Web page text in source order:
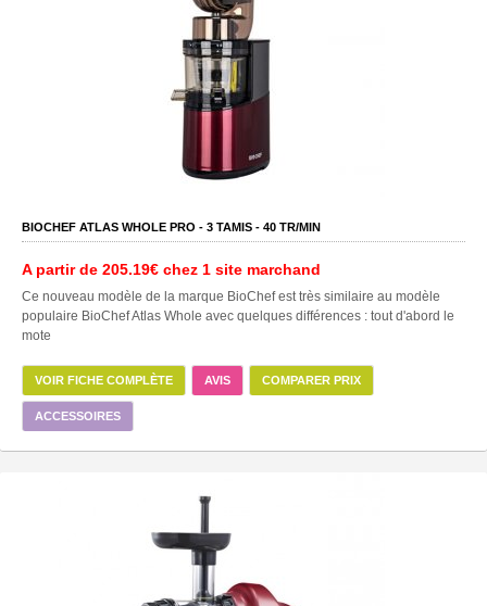
BIOCHEF ATLAS WHOLE PRO - 3 TAMIS - 40 TR/MIN
A partir de 205.19€ chez 1 site marchand
Ce nouveau modèle de la marque BioChef est très similaire au modèle
populaire BioChef Atlas Whole avec quelques différences : tout d'abord le
mote
VOIR FICHE COMPLÈTE AVIS COMPARER PRIX
ACCESSOIRES